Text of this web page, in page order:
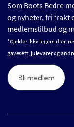
Som Boots Bedre
og nyheter, fri frakt
medlemstilbud og
*Gjelder ikke legemidler,
gavesett, julevarer og
Bli medlem